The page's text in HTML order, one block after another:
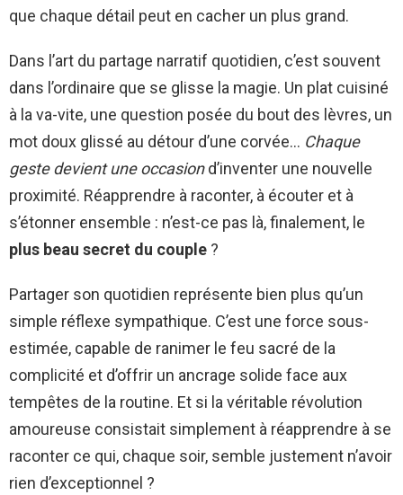
que chaque détail peut en cacher un plus grand.
Dans l’art du partage narratif quotidien, c’est souvent
dans l’ordinaire que se glisse la magie. Un plat cuisiné
à la va-vite, une question posée du bout des lèvres, un
mot doux glissé au détour d’une corvée… Chaque
geste devient une occasiond’inventer une nouvelle
proximité. Réapprendre à raconter, à écouter et à
s’étonner ensemble : n’est-ce pas là, finalement, le
plus beau secret du couple ?
Partager son quotidien représente bien plus qu’un
simple réflexe sympathique. C’est une force sous-
estimée, capable de ranimer le feu sacré de la
complicité et d’offrir un ancrage solide face aux
tempêtes de la routine. Et si la véritable révolution
amoureuse consistait simplement à réapprendre à se
raconter ce qui, chaque soir, semble justement n’avoir
rien d’exceptionnel ?